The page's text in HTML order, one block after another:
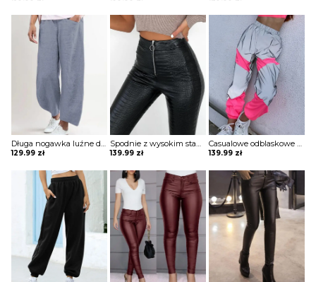
Długa nogawka luźne dresowe szerokie jednolite bez wzoru ściągacz wiązane kieszenie casual spodnie Klaarke
129.99 zł
Spodnie z wysokim stanem ze sztucznej skóry Melantha
139.99 zł
Casualowe odblaskowe spodnie dresowe colorblock szorty Deonna
139.99 zł